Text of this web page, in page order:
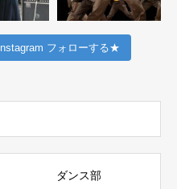
Instagram フォローする★
ダンス部